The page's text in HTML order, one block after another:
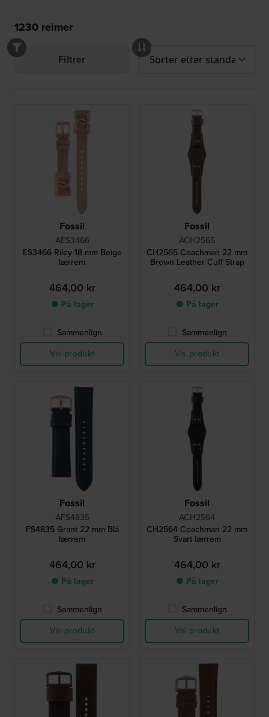
1230 reimer
Filtrer
Fossil
AES3466
ES3466 Riley 18 mm Beige
lærrem
464,00 kr
● På lager
Sammenlign
Vis produkt
Fossil
ACH2565
CH2565 Coachman 22 mm
Brown Leather Cuff Strap
464,00 kr
● På lager
Sammenlign
Vis produkt
Fossil
AFS4835
FS4835 Grant 22 mm Blå
lærrem
464,00 kr
● På lager
Sammenlign
Vis produkt
Fossil
ACH2564
CH2564 Coachman 22 mm
Svart lærrem
464,00 kr
● På lager
Sammenlign
Vis produkt